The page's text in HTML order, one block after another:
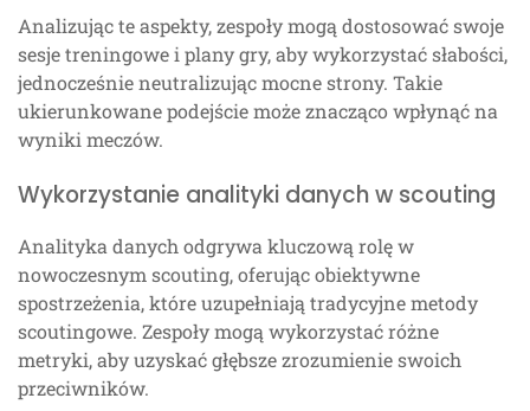
Analizując te aspekty, zespoły mogą dostosować swoje
sesje treningowe i plany gry, aby wykorzystać słabości,
jednocześnie neutralizując mocne strony. Takie
ukierunkowane podejście może znacząco wpłynąć na
wyniki meczów.
Wykorzystanie analityki danych w scouting
Analityka danych odgrywa kluczową rolę w
nowoczesnym scouting, oferując obiektywne
spostrzeżenia, które uzupełniają tradycyjne metody
scoutingowe. Zespoły mogą wykorzystać różne
metryki, aby uzyskać głębsze zrozumienie swoich
przeciwników.